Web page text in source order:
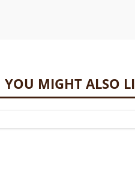
YOU MIGHT ALSO